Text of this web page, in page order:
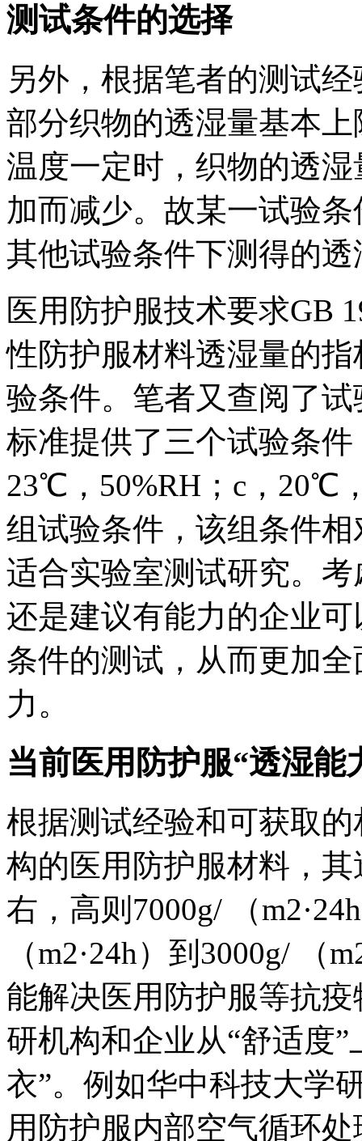
测试条件的选择
另外，根据笔者的测试
部分织物的透湿量基本
温度一定时，织物的透
加而减少。故某一试验
其他试验条件下测得的透
医用防护服技术要求GB
性防护服材料透湿量的
验条件。笔者又查阅了
标准提供了三个试验条
23℃，50%RH；c，20℃
组试验条件，该组条件
适合实验室测试研究。
还是建议有能力的企业
条件的测试，从而更加
力。
当前医用防护服“透湿能
根据测试经验和可获取
构的医用防护服材料，其
右，高则7000g/ （
（m2·24h）到3000g/ （
能解决医用防护服等抗
研机构和企业从“舒适度
衣”。例如华中科技大学
用防护服内部空气循环